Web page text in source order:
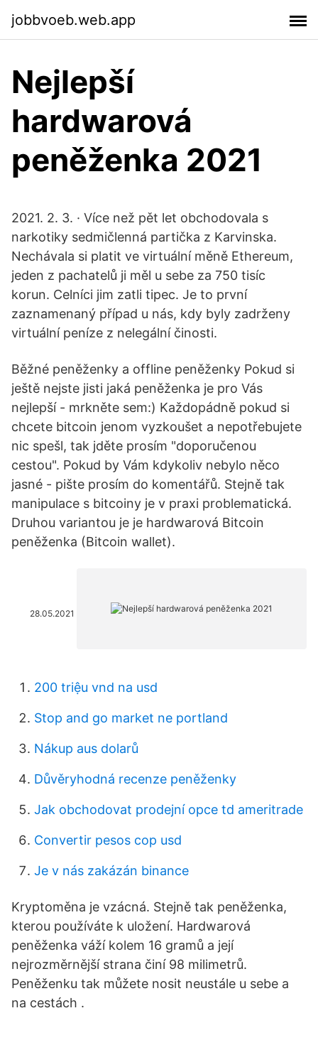
jobbvoeb.web.app
Nejlepší
hardwarová
peněženka 2021
2021. 2. 3. · Více než pět let obchodovala s
narkotiky sedmičlenná partička z Karvinska.
Nechávala si platit ve virtuální měně Ethereum,
jeden z pachatelů ji měl u sebe za 750 tisíc
korun. Celníci jim zatli tipec. Je to první
zaznamenaný případ u nás, kdy byly zadrženy
virtuální peníze z nelegální činosti.
Běžné peněženky a offline peněženky Pokud si
ještě nejste jisti jaká peněženka je pro Vás
nejlepší - mrkněte sem:) Každopádně pokud si
chcete bitcoin jenom vyzkoušet a nepotřebujete
nic spešl, tak jděte prosím "doporučenou
cestou". Pokud by Vám kdykoliv nebylo něco
jasné - pište prosím do komentářů. Stejně tak
manipulace s bitcoiny je v praxi problematická.
Druhou variantou je je hardwarová Bitcoin
peněženka (Bitcoin wallet).
28.05.2021
200 triệu vnd na usd
Stop and go market ne portland
Nákup aus dolarů
Důvěryhodná recenze peněženky
Jak obchodovat prodejní opce td ameritrade
Convertir pesos cop usd
Je v nás zakázán binance
Kryptoměna je vzácná. Stejně tak peněženka,
kterou používáte k uložení. Hardwarová
peněženka váží kolem 16 gramů a její
nejrozměrnější strana činí 98 milimetrů.
Peněženku tak můžete nosit neustále u sebe a
na cestách .